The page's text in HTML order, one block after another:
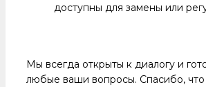
доступны для замены или
Мы всегда открыты к диалогу и
любые ваши вопросы. Спасибо,